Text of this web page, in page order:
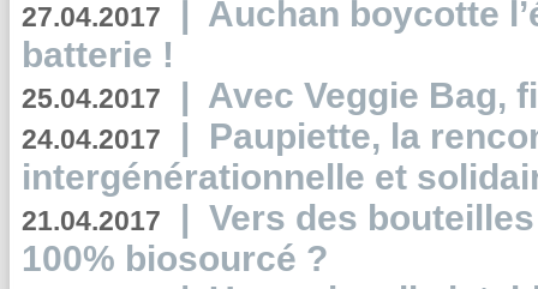
27.04.2017 | Auchan boycotte
batterie !
25.04.2017 | Avec Veggie Bag,
24.04.2017 | Paupiette, la
intergénérationnelle et
21.04.2017 | Vers des
100% biosourcé ?